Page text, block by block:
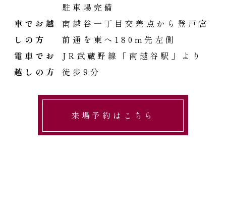
駐車場完備
車でお越
しの方
南越谷一丁目交差点から登戸宮
前通を東へ180m先左側
電車でお
越しの方
JR武蔵野線「南越谷駅」より
徒歩9分
来場予約はこちら